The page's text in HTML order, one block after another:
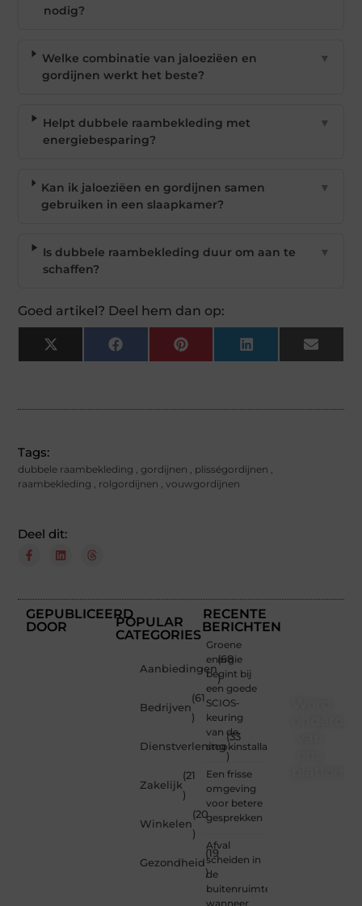
nodig?
Welke combinatie van jaloeziëen en
gordijnen werkt het beste?
▼
Helpt dubbele raambekleding met
energiebesparing?
▼
Kan ik jaloeziëen en gordijnen samen
gebruiken in een slaapkamer?
▼
Is dubbele raambekleding duur om aan te
schaffen?
▼
Goed artikel? Deel hem dan op:
X
(Twitter)
Facebook Pinterest LinkedIn Email
Tags:
dubbele raambekleding ,gordijnen plisségordijnen
raambekleding
rolgordijnen ,vouwgordijnen
Deel dit:
GEPUBLICEERD
DOOR
POPULAR
CATEGORIES
Aanbiedingen
(68
)
Bedrijven
(61
)
Dienstverlening
(33
)
Zakelijk
(21
)
Winkelen
(20
)
Gezondheid
(19
)
RECENTE
BERICHTEN
Groene
energie
begint bij
een goede
SCIOS-
keuring
van de
stookinstallatie
Een frisse
omgeving
voor betere
gesprekken
Afval
scheiden in
de
buitenruimte:
wanneer